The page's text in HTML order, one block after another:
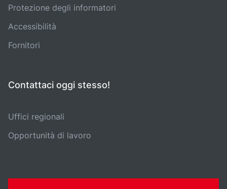
Protezione degli informatori
Accessibilità
Fornitori
Contattaci oggi stesso!
Uffici regionali
Opportunità di lavoro